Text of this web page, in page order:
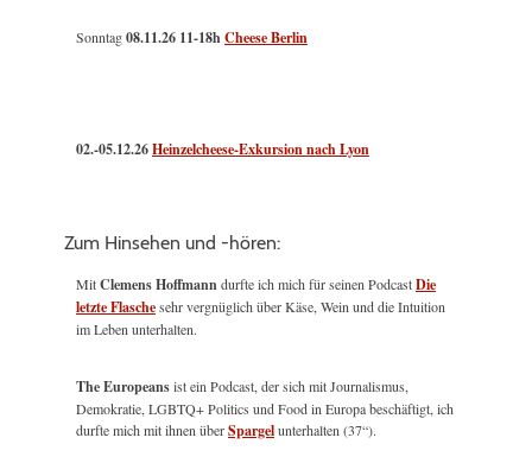
Sonntag08.11.26 11-18hCheese Berlin
02.-05.12.26Heinzelcheese-Exkursion nach Lyon
Zum Hinsehen und -hören:
MitClemens Hoffmanndurfte ich mich für seinen PodcastDie
letzte Flaschesehr vergnüglich über Käse, Wein und die Intuition
im Leben unterhalten.
The Europeansist ein Podcast, der sich mit Journalismus,
Demokratie, LGBTQ+ Politics und Food in Europa beschäftigt, ich
durfte mich mit ihnen überSpargelunterhalten (37“).